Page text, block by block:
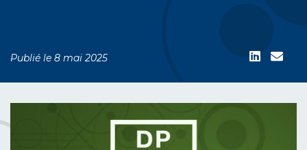
Publié le 8 mai 2025